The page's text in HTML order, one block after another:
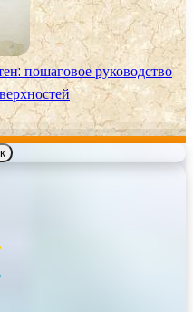
пошаговое руководство